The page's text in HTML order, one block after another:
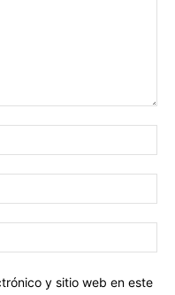
y sitio web en este